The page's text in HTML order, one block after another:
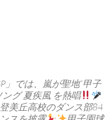
」では、嵐が聖地“甲子
グ 夏疾風 を熱唱
美丘高校のダンス部84